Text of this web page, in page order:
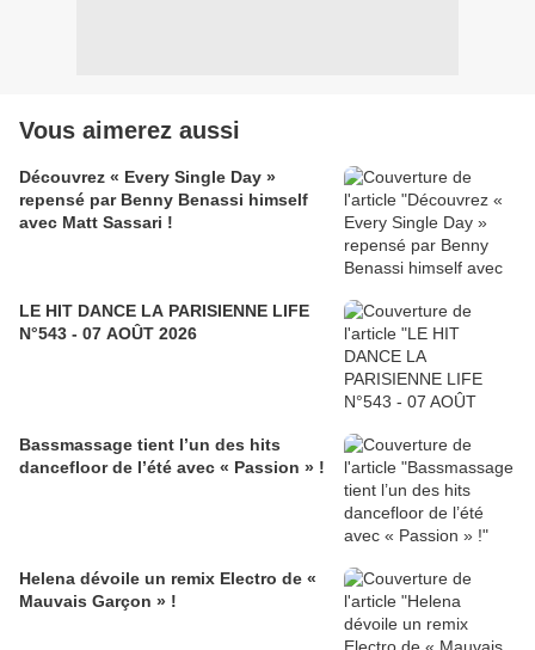
Vous aimerez aussi
Découvrez « Every Single Day »
repensé par Benny Benassi himself
avec Matt Sassari !
LE HIT DANCE LA PARISIENNE LIFE
N°543 - 07 AOÛT 2026
Bassmassage tient l’un des hits
dancefloor de l’été avec « Passion » !
Helena dévoile un remix Electro de «
Mauvais Garçon » !